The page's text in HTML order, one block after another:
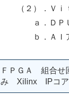
（２）．Ｖｉ
ａ．ＤＰＵ
ｂ．ＡＩアク
ＦＰＧＡ 組合
み Xilinx IPコア